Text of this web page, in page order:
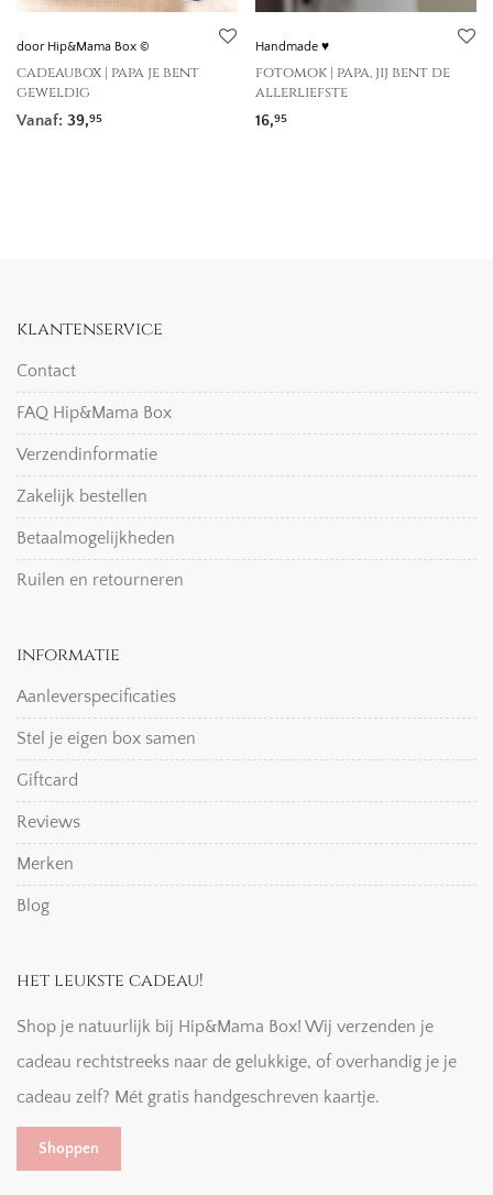
door Hip&Mama Box ©
cadeaubox | papa je bent
geweldig
Vanaf: 39,95
Handmade ♥
fotomok | papa, jij bent de
allerliefste
16,95
klantenservice
Contact
FAQ Hip&Mama Box
Verzendinformatie
Zakelijk bestellen
Betaalmogelijkheden
Ruilen en retourneren
informatie
Aanleverspecificaties
Stel je eigen box samen
Giftcard
Reviews
Merken
Blog
het leukste cadeau!
Shop je natuurlijk bij Hip&Mama Box! Wij verzenden je
cadeau rechtstreeks naar de gelukkige, of overhandig je je
cadeau zelf? Mét gratis handgeschreven kaartje.
Shoppen